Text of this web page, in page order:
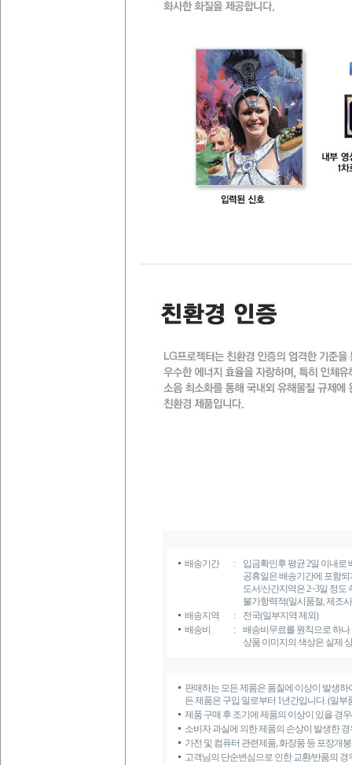
배송기간 :
입금확인후 평균 2일 이내로
공휴일은 배송기간에 포함되
도서/산간지역은 2~3일 정도
불가항력적(일시품절, 제조
배송지역
:
전국(일부지역 제외)
배송비
:
배송비무료를 원칙으로 하
상품 이미지의 색상은 실제
판매하는 모든 제품은 품질에 이상이 발생
든 제품은 구입 일로부터 1년간입니다. (일부
제품 구매 후 조기에 제품의 이상이 있을 경
소비자 과실에 의한 제품의 손상이 발생한
가전 및 컴퓨터 관련제품, 화장품 등 포장개
고객님의 단순변심으로 인한 교환/반품의